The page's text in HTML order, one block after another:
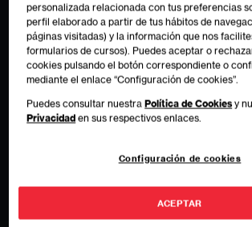
personalizada relacionada con tus preferencias
perfil elaborado a partir de tus hábitos de
páginas visitadas) y la información que nos
formularios de cursos). Puedes aceptar o
cookies pulsando el botón correspondiente o
mediante el enlace “Configuración de cookies”.
Puedes consultar nuestraPolítica de Cookies y
Privacidad en sus respectivos enlaces.
Configuración de cookies
ACEPTAR